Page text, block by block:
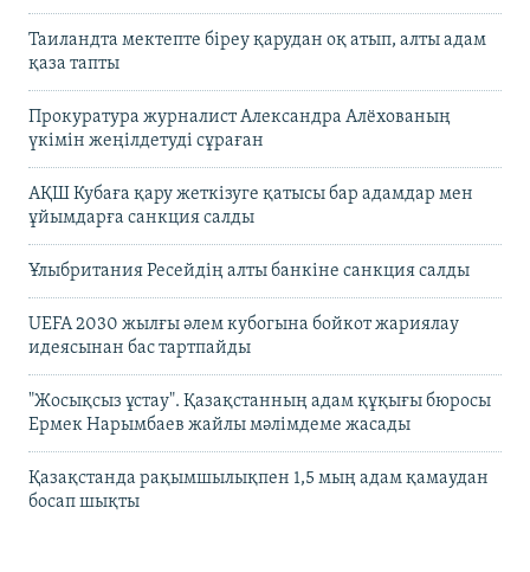
Таиландта мектепте біреу қарудан оқ атып, алты адам
қаза тапты
Прокуратура журналист Александра Алёхованың
үкімін жеңілдетуді сұраған
АҚШ Кубаға қару жеткізуге қатысы бар адамдар мен
ұйымдарға санкция салды
Ұлыбритания Ресейдің алты банкіне санкция салды
UEFA 2030 жылғы әлем кубогына бойкот жариялау
идеясынан бас тартпайды
"Жосықсыз ұстау". Қазақстанның адам құқығы бюросы
Ермек Нарымбаев жайлы мәлімдеме жасады
Қазақстанда рақымшылықпен 1,5 мың адам қамаудан
босап шықты